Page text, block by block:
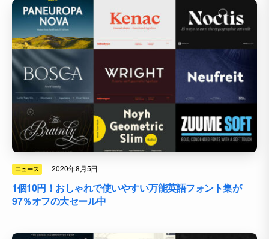
ニュース · 2020年8月5日
1個10円！おしゃれで使いやすい万能英語フォント集が
97％オフの大セール中